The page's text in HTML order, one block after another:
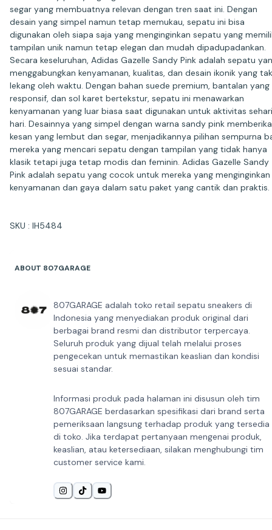
segar yang membuatnya relevan dengan tren saat ini. Dengan
desain yang simpel namun tetap memukau, sepatu ini bisa
digunakan oleh siapa saja yang menginginkan sepatu yang
tampilan unik namun tetap elegan dan mudah dipadupadankan.
Secara keseluruhan, Adidas Gazelle Sandy Pink adalah sepatu
menggabungkan kenyamanan, kualitas, dan desain ikonik yang tak
lekang oleh waktu. Dengan bahan suede premium, bantalan yang
responsif, dan sol karet bertekstur, sepatu ini menawarkan
kenyamanan yang luar biasa saat digunakan untuk aktivitas
hari. Desainnya yang simpel dengan warna sandy pink
kesan yang lembut dan segar, menjadikannya pilihan sempurna
mereka yang mencari sepatu dengan tampilan yang tidak hanya
klasik tetapi juga tetap modis dan feminin. Adidas Gazelle Sandy
Pink adalah sepatu yang cocok untuk mereka yang menginginkan
kenyamanan dan gaya dalam satu paket yang cantik dan praktis.
SKU : IH5484
ABOUT 807GARAGE
807GARAGE adalah toko retail sepatu sneakers di
Indonesia yang menyediakan produk original dari
berbagai brand resmi dan distributor terpercaya.
Seluruh produk yang dijual telah melalui proses
pengecekan untuk memastikan keaslian dan kondisi
sesuai standar.
Informasi produk pada halaman ini disusun oleh tim
807GARAGE berdasarkan spesifikasi dari brand serta
pemeriksaan langsung terhadap produk yang tersedia
di toko. Jika terdapat pertanyaan mengenai produk,
keaslian, atau ketersediaan, silakan menghubungi tim
customer service kami.